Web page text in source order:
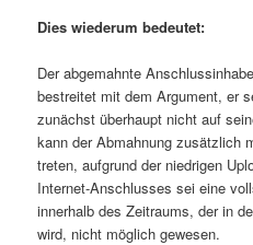
Dies wiederum bedeutet:
Der abgemahnte
bestreitet mit dem Argument, er
zunächst überhaupt nicht auf
kann der Abmahnung zusätzlich
treten, aufgrund der niedrigen
Internet-Anschlusses sei eine
innerhalb des Zeitraums, der in
wird, nicht möglich gewesen.